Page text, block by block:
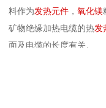
料作为发热元件 ， 氧化镁
矿物绝缘加热电缆的热发
面及电缆的长度有关。